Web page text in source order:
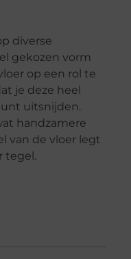
diverse
gekozen vorm
op een rol te
je deze heel
uitsnijden.
handzamere
van de vloer legt
tegel.